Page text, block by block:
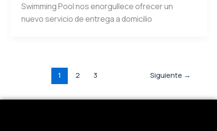
Swimming Pool nos enorgullece ofrecer un
nuevo servicio de entrega a domicilio
1 2 3 Siguiente →